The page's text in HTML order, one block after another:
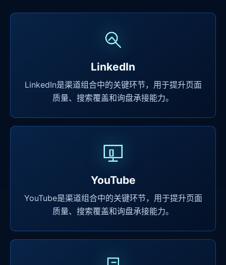
LinkedIn
LinkedIn是渠道组合中的关键环节，用于提升页面
质量、搜索覆盖和询盘承接能力。
YouTube
YouTube是渠道组合中的关键环节，用于提升页面
质量、搜索覆盖和询盘承接能力。